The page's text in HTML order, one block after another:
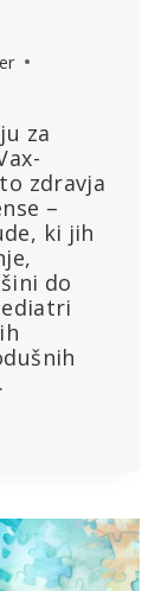
za
zdravja
–
ki jih
do